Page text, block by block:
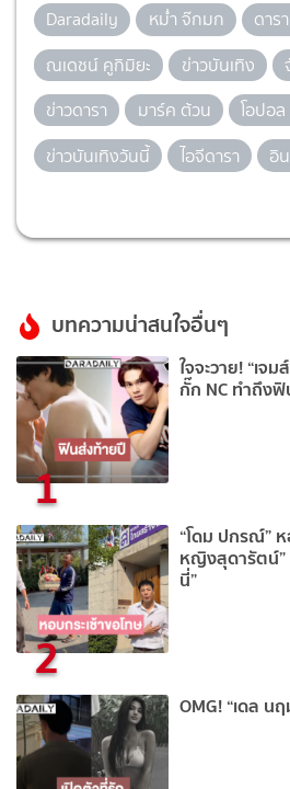
Daradaily หม่ำ จ๊กมก
ดาร
ณเดชน์ คูกิมิยะ
ข่าวบันเทิง
ข่าวดารา
มาร์ค ต้วน
โอปอ
ข่าวบันเทิงวันนี้
ไอจีดารา อิ
บทความน่าสนใจอื่นๆ
1
ใจจะวาย! “เจ
กั๊ก NC ทำถึง
2
“โดม ปกรณ์”
หญิงสุดารัตน์
นี่”
OMG! “เดล น